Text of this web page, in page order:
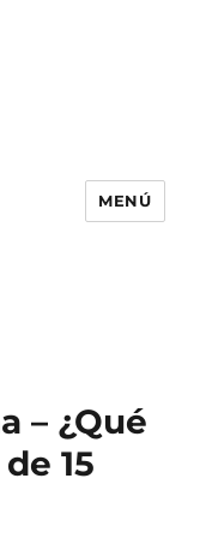
MENÚ
– ¿Qué
15